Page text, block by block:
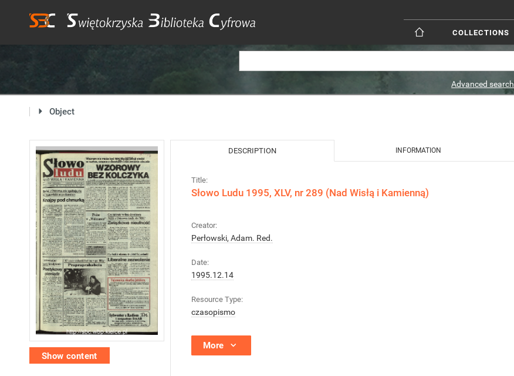
COLLECTIONS
Advanced search
Object
Show content
DESCRIPTION INFORMATION
Title:
Słowo Ludu 1995, XLV, nr 289 (Nad Wisłą i Kamienną)
Creator:
Perłowski, Adam. Red.
Date:
1995.12.14
Resource Type:
czasopismo
More